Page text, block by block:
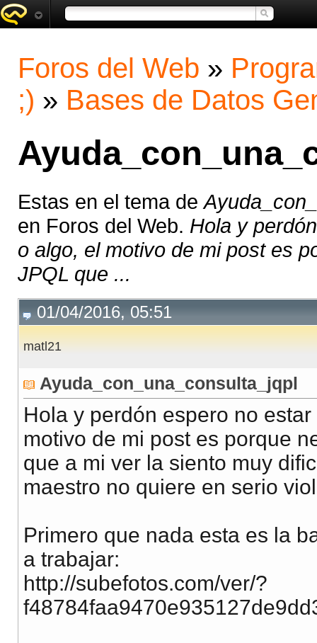
Foros del Web »
;) » Bases de Datos
Estas en el tema de
en Foros del Web. Hola y
o algo, el motivo de mi post es
JPQL que ...
01/04/2016, 05:51
matl21
Ayuda_con_una_consulta_jqpl
Hola y perdón espero no
motivo de mi post es porque
que a mi ver la siento muy
maestro no quiere en serio
Primero que nada esta es la
a trabajar:
http://subefotos.com/ver/?